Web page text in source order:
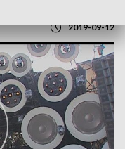
2019-09-12